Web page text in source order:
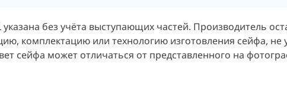
указана без учёта выступающих частей. Производитель
комплектацию или технологию изготовления сейфа,
сейфа может отличаться от представленного на